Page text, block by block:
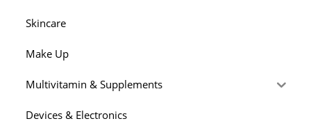
Skincare
Make Up
Multivitamin & Supplements
Devices & Electronics